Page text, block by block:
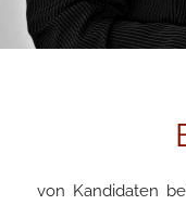
von Kandidaten